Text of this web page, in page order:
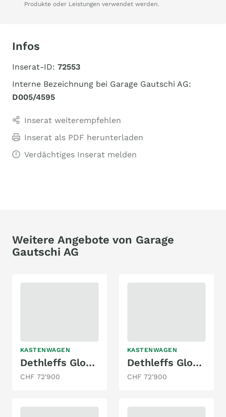
Produkte oder Leistungen verwendet werden.
Infos
Inserat-ID: 72553
Interne Bezeichnung bei Garage Gautschi AG:
D005/4595
Inserat weiterempfehlen
Inserat als PDF herunterladen
Verdächtiges Inserat melden
Weitere Angebote von Garage
Gautschi AG
KASTENWAGEN
Dethleffs Globetrail 540 DR Fiat
CHF 72'900
KASTENWAGEN
Dethleffs Globetrail 640 HR Fiat
CHF 72'900